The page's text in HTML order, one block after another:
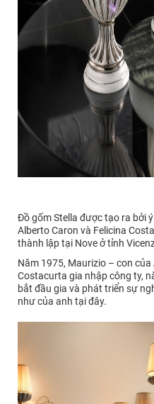
Đồ gốm Stella được tạo ra bởi
Alberto Caron và Felicina
thành lập tại Nove ở tỉnh
Năm 1975, Maurizio – con
Costacurta gia nhập công ty,
bắt đầu gia và phát triển sự
như của anh tại đây.